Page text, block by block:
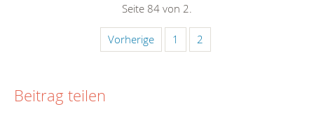
Seite 84 von 2.
Vorherige 1 2
Beitrag teilen